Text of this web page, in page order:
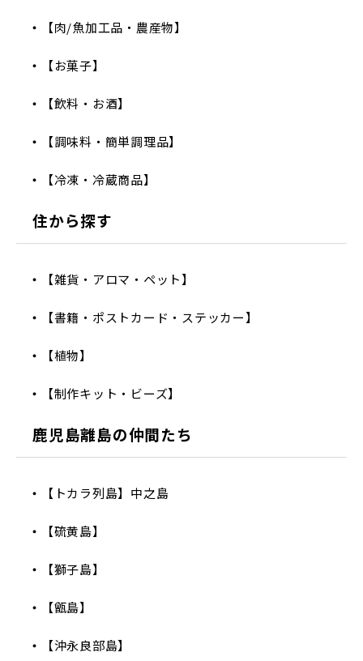
【肉/魚加工品・農産物】
【お菓子】
【飲料・お酒】
【調味料・簡単調理品】
【冷凍・冷蔵商品】
住から探す
【雑貨・アロマ・ペット】
【書籍・ポストカード・ステッカー】
【植物】
【制作キット・ビーズ】
鹿児島離島の仲間たち
【トカラ列島】中之島
【硫黄島】
【獅子島】
【甑島】
【沖永良部島】